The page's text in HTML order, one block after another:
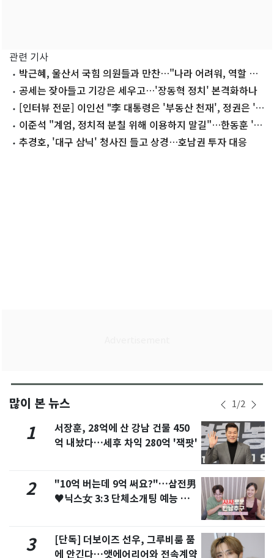
관련 기사
박근혜, 울산서 국힘 의원들과 만찬…"나라 어려워, 역할 잘
해달라"
공세는 잦아들고 기강은 세우고…'장동혁 정치' 본격화하나
[인터뷰 전문] 이인선 "李 대통령은 '부동산 천재', 정권은 '부
동산 잔혹사'"
이준석 "계엄, 정치적 분칠 위해 이용하지 말길"…한동훈 '직
격'추경호, '대구 삼닉' 청사진 들고 상경…호남권 투자 대응
많이 본 뉴스 1/2
1
서장훈, 28억에 산 강남 건물 450
억 내놨다…세후 차익 280억 '잭팟'
2
"10억 버는데 9억 써요?"…삼전男
♥닉스女 3:3 단체소개팅 예능 화
3
[단독] 더보이즈 선우, 그루비룸 품
에 안긴다…앳에어리어와 전속계약